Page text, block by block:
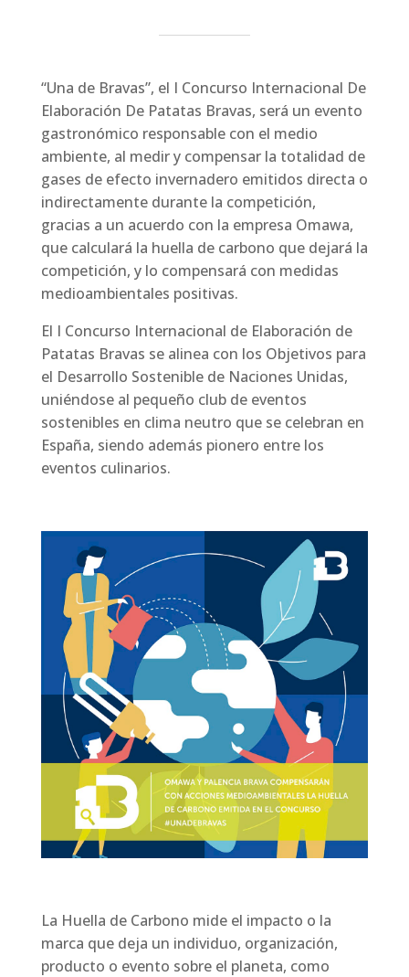
“Una de Bravas”, el I Concurso Internacional De
Elaboración De Patatas Bravas, será un evento
gastronómico responsable con el medio
ambiente, al medir y compensar la totalidad de
gases de efecto invernadero emitidos directa o
indirectamente durante la competición,
gracias a un acuerdo con la empresa Omawa,
que calculará la huella de carbono que dejará la
competición, y lo compensará con medidas
medioambientales positivas.
El I Concurso Internacional de Elaboración de
Patatas Bravas se alinea con los Objetivos para
el Desarrollo Sostenible de Naciones Unidas,
uniéndose al pequeño club de eventos
sostenibles en clima neutro que se celebran en
España, siendo además pionero entre los
eventos culinarios.
La Huella de Carbono mide el impacto o la
marca que deja un individuo, organización,
producto o evento sobre el planeta, como